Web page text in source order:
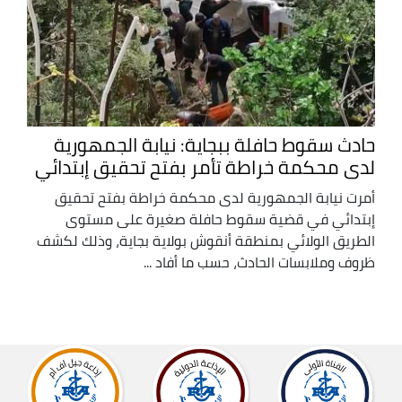
حادث سقوط حافلة ببجاية: نيابة الجمهورية
لدى محكمة خراطة تأمر بفتح تحقيق إبتدائي
أمرت نيابة الجمهورية لدى محكمة خراطة بفتح تحقيق
إبتدائي في قضية سقوط حافلة صغيرة على مستوى
الطريق الولائي بمنطقة أنقوش بولاية بجاية، وذلك لكشف
ظروف وملابسات الحادث، حسب ما أفاد ...